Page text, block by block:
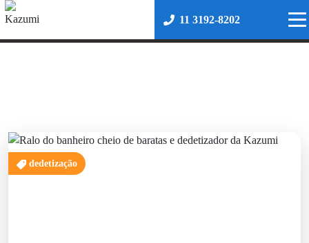
11 3192-8202
BARATAS
dedetização